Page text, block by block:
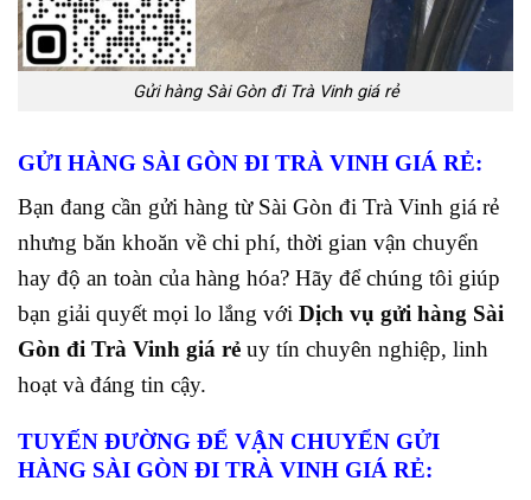
Gửi hàng Sài Gòn đi Trà Vinh giá rẻ
GỬI HÀNG SÀI GÒN ĐI TRÀ VINH GIÁ RẺ:
Bạn đang cần gửi hàng từ Sài Gòn đi Trà Vinh giá rẻ
nhưng băn khoăn về chi phí, thời gian vận chuyển
hay độ an toàn của hàng hóa? Hãy để chúng tôi giúp
bạn giải quyết mọi lo lắng với Dịch vụ gửi hàng Sài
Gòn đi Trà Vinh giá rẻ uy tín chuyên nghiệp, linh
hoạt và đáng tin cậy.
TUYẾN ĐƯỜNG ĐỂ VẬN CHUYỂN GỬI
HÀNG SÀI GÒN ĐI TRÀ VINH GIÁ RẺ: